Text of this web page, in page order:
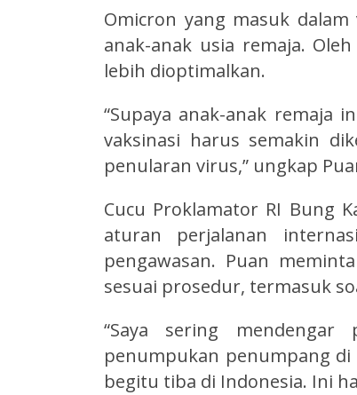
Omicron yang masuk
anak-anak usia remaja.
lebih dioptimalkan.
“Supaya anak-anak remaja
vaksinasi harus semakin
penularan virus,” ungkap
Cucu Proklamator RI Bung
aturan perjalanan
pengawasan. Puan
sesuai prosedur, termasuk
“Saya sering mendengar
penumpukan penumpang di
begitu tiba di Indonesia. Ini